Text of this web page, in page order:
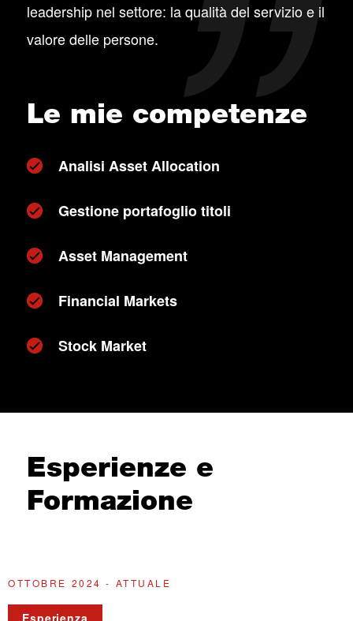
leadership nel settore: la qualità del servizio e il
valore delle persone.
Le mie competenze
Analisi Asset Allocation
Gestione portafoglio titoli
Asset Management
Financial Markets
Stock Market
Esperienze e
Formazione
OTTOBRE 2024 - ATTUALE
Esperienza